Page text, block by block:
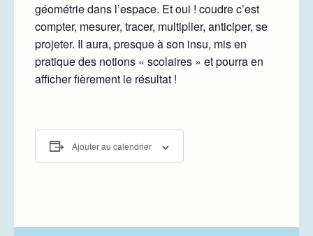
géométrie dans l’espace. Et oui ! coudre c’est
compter, mesurer, tracer, multiplier, anticiper, se
projeter. Il aura, presque à son insu, mis en
pratique des notions « scolaires » et pourra en
afficher fièrement le résultat !
Ajouter au calendrier